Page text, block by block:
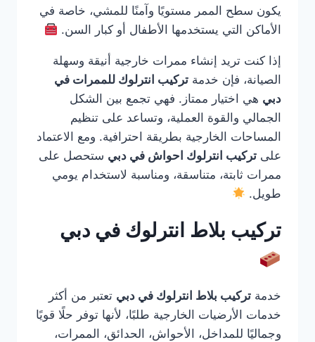
يكون سطح الممر مستويًا وآمنًا للمشي، خاصة في
الأماكن التي يستخدمها الأطفال أو كبار السن.
إذا كنت تريد إنشاء ممرات خارجية أنيقة وسهلة
الصيانة، فإن خدمة تركيب انترلوك للممرات في
دبي هي اختيار ممتاز. فهي تجمع بين الشكل
الجمالي والقوة العملية، وتساعد على تنظيم
المساحات الخارجية بطريقة احترافية. ومع الاعتماد
على تركيب انترلوك احواش في دبي ستحصل على
ممرات ثابتة، متناسقة، ومناسبة لاستخدام يومي
طويل.
تركيب بلاط انترلوك في دبي
خدمة تركيب بلاط انترلوك في دبي تعتبر من أكثر
خدمات الأرضيات الخارجية طلبًا، لأنها توفر حلًا قويًا
وجماليًا للمداخل، الأحواش، الحدائق، الممرات،